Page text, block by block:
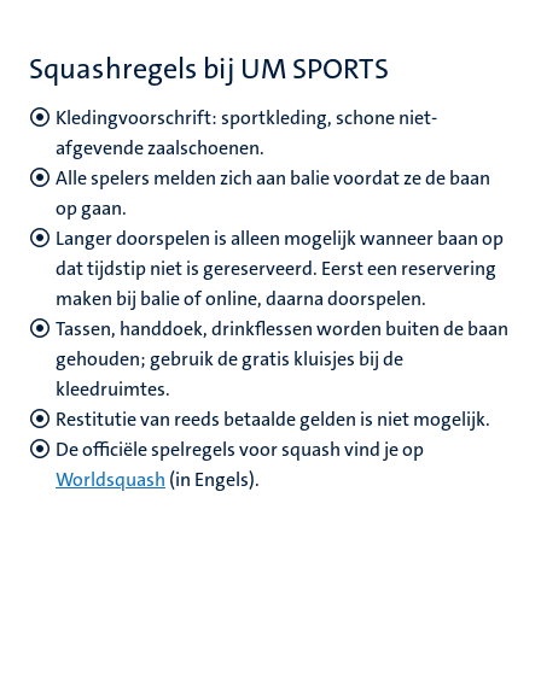
Squashregels bij UM SPORTS
Kledingvoorschrift: sportkleding, schone niet-
afgevende zaalschoenen.
Alle spelers melden zich aan balie voordat ze de baan
op gaan.
Langer doorspelen is alleen mogelijk wanneer baan op
dat tijdstip niet is gereserveerd. Eerst een reservering
maken bij balie of online, daarna doorspelen.
Tassen, handdoek, drinkflessen worden buiten de baan
gehouden; gebruik de gratis kluisjes bij de
kleedruimtes.
Restitutie van reeds betaalde gelden is niet mogelijk.
De officiële spelregels voor squash vind je op
Worldsquash (in Engels).